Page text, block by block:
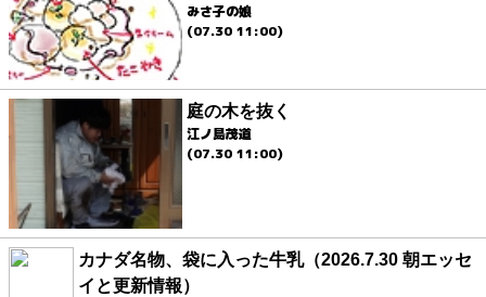
みさ子の娘
(07.30 11:00)
庭の木を抜く
江ノ島茂道
(07.30 11:00)
カナダ名物、袋に入った牛乳（2026.7.30 朝エッセ
イと更新情報）